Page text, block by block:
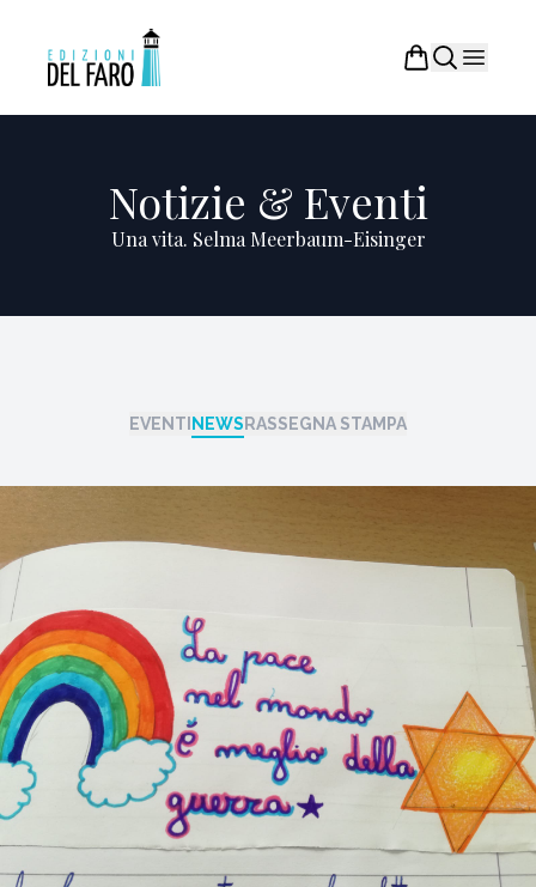
Notizie & Eventi
Una vita. Selma Meerbaum-Eisinger
EVENTI NEWS RASSEGNA STAMPA